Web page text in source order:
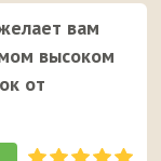
вам
высоком
от